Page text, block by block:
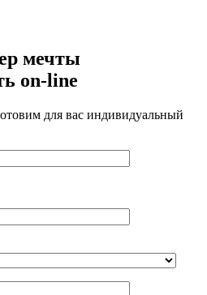
мечты
on-line
для вас индивидуальный